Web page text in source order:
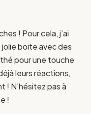
! Pour cela, j’ai
boite avec des
pour une touche
leurs réactions,
! N’hésitez pas à
!